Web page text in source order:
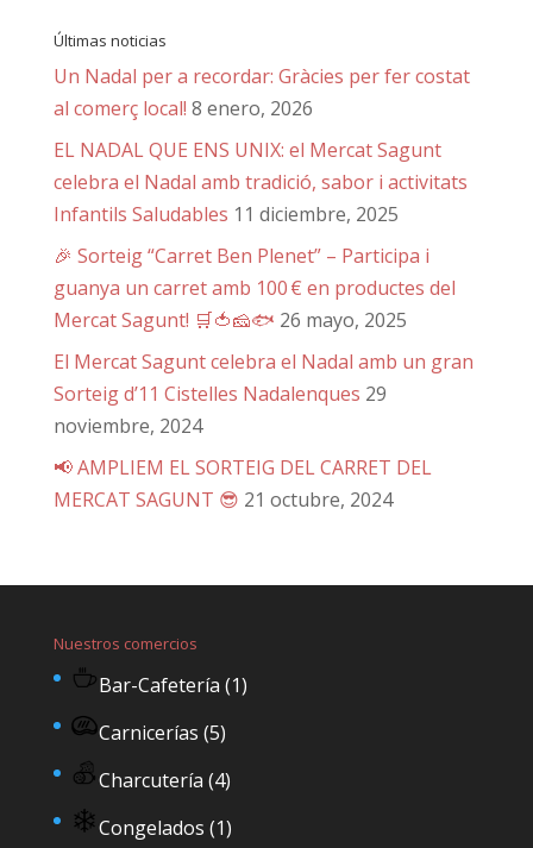
Últimas noticias
Un Nadal per a recordar: Gràcies per fer costat
al comerç local! 8 enero, 2026
EL NADAL QUE ENS UNIX: el Mercat Sagunt
celebra el Nadal amb tradició, sabor i activitats
Infantils Saludables 11 diciembre, 2025
🎉 Sorteig “Carret Ben Plenet” – Participa i
guanya un carret amb 100 € en productes del
Mercat Sagunt! 🛒🍅🧀🐟 26 mayo, 2025
El Mercat Sagunt celebra el Nadal amb un gran
Sorteig d’11 Cistelles Nadalenques 29
noviembre, 2024
📢 AMPLIEM EL SORTEIG DEL CARRET DEL
MERCAT SAGUNT 😎 21 octubre, 2024
Nuestros comercios
Bar-Cafetería (1)
Carnicerías (5)
Charcutería (4)
Congelados (1)